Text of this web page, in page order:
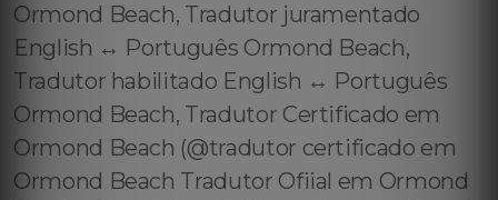
Ormond Beach, Tradutor juramentado
English ↔️ Português Ormond Beach,
Tradutor habilitado English ↔️ Português
Ormond Beach, Tradutor Certificado em
Ormond Beach (@tradutor certificado em
Ormond Beach Tradutor Ofiial em Ormond